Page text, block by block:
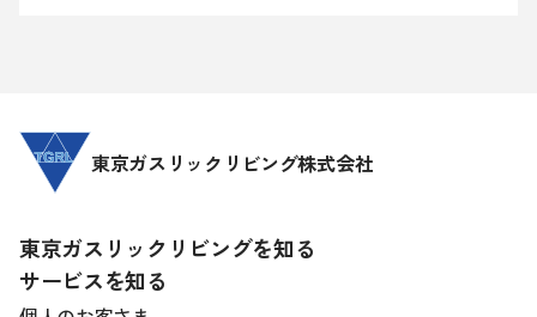
東京ガスリックリビング株式会社
東京ガスリックリビングを知る
サービスを知る